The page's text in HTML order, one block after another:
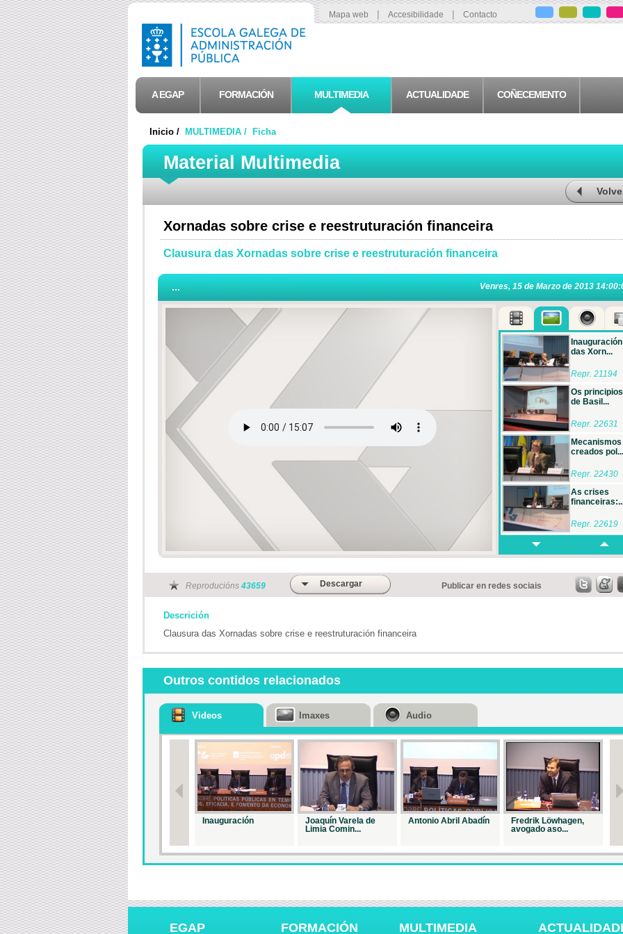
Mapa web | Accesibilidade | Contacto
A EGAP FORMACIÓN MULTIMEDIA ACTUALIDADE COÑECEMENTO
Inicio / MULTIMEDIA / Ficha
Material Multimedia
Xornadas sobre crise e reestruturación financeira
Clausura das Xornadas sobre crise e reestruturación financeira
... Venres, 15 de Marzo de 2013
Inauguración
das Xorn...
Repr. 21194
Os principios
de Basil...
Repr. 22631
Mecanismos
creados pol...
Repr. 22430
As crises
Repr. 22619
Clausura das
Repr. 22714
Reproducións 43659 Descargar Publicar en redes sociais
Descrición
Clausura das Xornadas sobre crise e reestruturación financeira
Outros contidos relacionados
Videos
Inauguración
Joaquín Varela de
Limia Comin...
Antonio Abril Abadín
Fredrik Löwhagen,
avogado aso...
Imaxes Audio
EGAP FORMACIÓN MULTIMEDIA